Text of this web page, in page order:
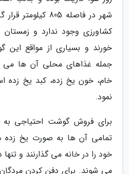
شهر در فاصله 805
کشاورزی وجود ندارد و
خورند و بسیاری از مواقع
جمله غذاهای محلی آن ها می
خام، خون یخ زده، کبد یخ
نمود.
برای فروش گوشت احتیاجی
تمامی آن ها به صورت یخ زده
خود را در خانه می گذارنند و
می شوند. برای دفن کردن